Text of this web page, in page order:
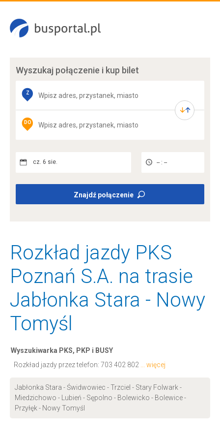
Wyszukaj połączenie i kup bilet
Z
DO
cz. 6 sie. -- : --
Znajdź połączenie
Rozkład jazdy PKS
Poznań S.A. na trasie
Jabłonka Stara - Nowy
Tomyśl
Wyszukiwarka PKS, PKP i BUSY
Rozkład jazdy przez telefon: 703 402 802 ... więcej
Jabłonka Stara - Świdwowiec - Trzciel - Stary Folwark -
Miedzichowo - Lubień - Sępolno - Bolewicko - Bolewice -
Przyłęk - Nowy Tomyśl